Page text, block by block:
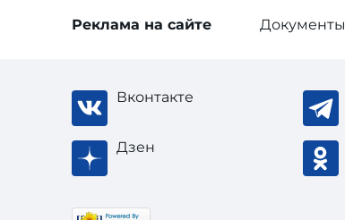
Реклама на сайте Документы
Вконтакте
Дзен